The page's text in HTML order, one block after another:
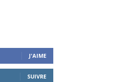
J'AIME
SUIVRE